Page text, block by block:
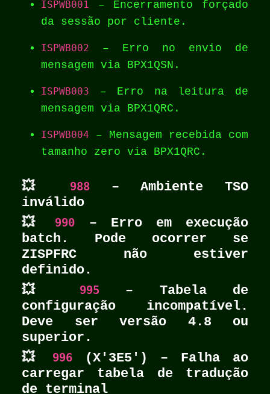
ISPWB001 – Encerramento forçado
da sessão por cliente.
ISPWB002 – Erro no envio de
mensagem via BPX1QSN.
ISPWB003 – Erro na leitura de
mensagem via BPX1QRC.
ISPWB004 – Mensagem recebida com
tamanho zero via BPX1QRC.
💥 988 – Ambiente TSO
inválido
💥 990 – Erro em execução
batch. Pode ocorrer se
ZISPFRC não estiver
definido.
💥
995– Tabela de
configuração incompatível.
Deve ser versão 4.8 ou
superior.
💥
996 (X'3E5') – Falha ao
carregar tabela de tradução
de terminal